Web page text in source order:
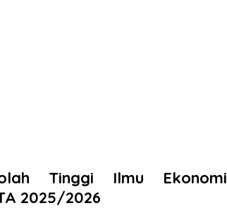
Tinggi Ilmu Ekonomi
2025/2026